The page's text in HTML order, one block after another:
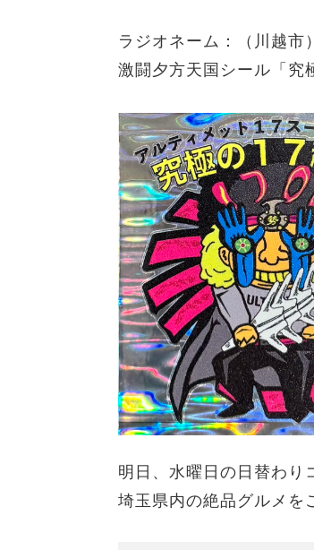
ラジオネーム： （川越市）
激闘夕方天国シール「究
明日、水曜日の日替わ
埼玉県内の絶品グルメを